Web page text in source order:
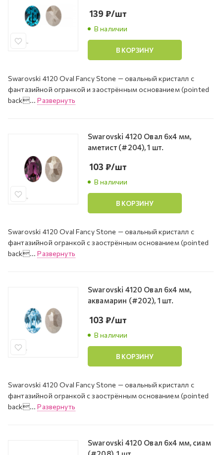
В наличии
139 ₽/шт
В КОРЗИНУ
Swarovski 4120 Oval Fancy Stone — овальный кристалл с
фантазийной огранкой и заострённым основанием (pointed
back...Развернуть
Swarovski 4120 Овал 6х4 мм,
аметист (#204), 1 шт.
В наличии
103 ₽/шт
В КОРЗИНУ
Swarovski 4120 Oval Fancy Stone — овальный кристалл с
фантазийной огранкой с заострённым основанием (pointed
back...Развернуть
Swarovski 4120 Овал 6х4 мм,
аквамарин (#202), 1 шт.
В наличии
103 ₽/шт
В КОРЗИНУ
Swarovski 4120 Oval Fancy Stone — овальный кристалл с
фантазийной огранкой с заострённым основанием (pointed
back...Развернуть
Swarovski 4120 Овал 6х4 мм, сиам